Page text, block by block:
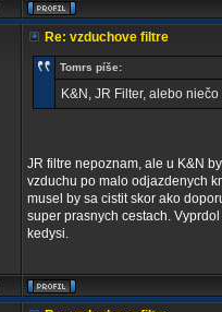
Re: vzduchove filtre
Tomrs píše:
K&N, JR Filter, alebo
JR filtre nepoznam, ale u K&N
vzduchu po malo odjazdenych
musel by sa cistit skor ako
super prasnych cestach.
kedysi.